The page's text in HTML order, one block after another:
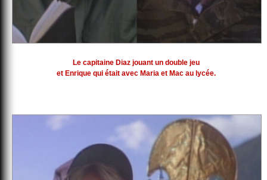
Le capitaine Diaz jouant un double jeu
et Enrique qui était avec Maria et Mac au lycée.